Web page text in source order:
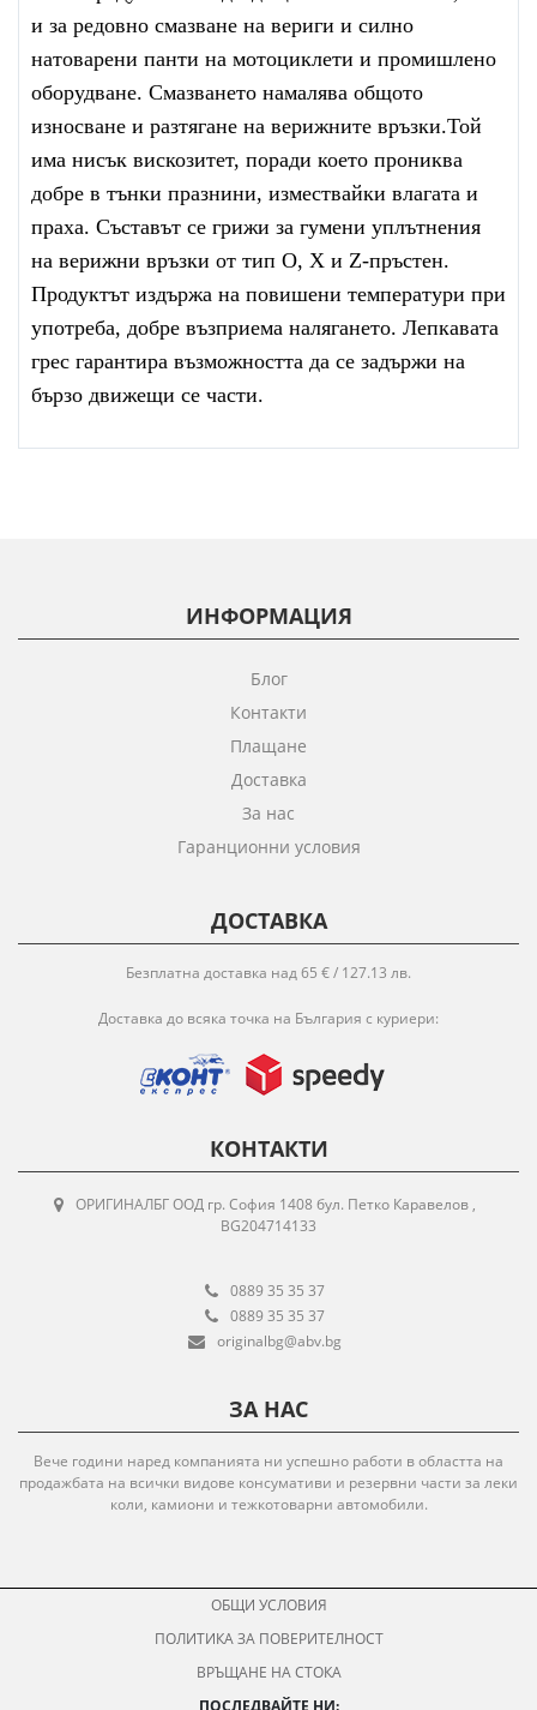
и за редовно смазване на вериги и силно
натоварени панти на мотоциклети и промишлено
оборудване. Смазването намалява общото
износване и разтягане на верижните връзки.Той
има нисък вискозитет, поради което прониква
добре в тънки празнини, измествайки влагата и
праха. Съставът се грижи за гумени уплътнения
на верижни връзки от тип O, X и Z-пръстен.
Продуктът издържа на повишени температури при
употреба, добре възприема налягането. Лепкавата
грес гарантира възможността да се задържи на
бързо движещи се части.
ИНФОРМАЦИЯ
Блог
Контакти
Плащане
Доставка
За нас
Гаранционни условия
ДОСТАВКА
Безплатна доставка над 65 € / 127.13 лв.
Доставка до всяка точка на България с куриери:
КОНТАКТИ
ОРИГИНАЛБГ ООД гр. София 1408 бул. Петко Каравелов ,
BG204714133
0889 35 35 37
0889 35 35 37
originalbg@abv.bg
ЗА НАС
Вече години наред компанията ни успешно работи в областта на
продажбата на всички видове консумативи и резервни части за леки
коли, камиони и тежкотоварни автомобили.
ОБЩИ УСЛОВИЯ
ПОЛИТИКА ЗА ПОВЕРИТЕЛНОСТ
ВРЪЩАНЕ НА СТОКА